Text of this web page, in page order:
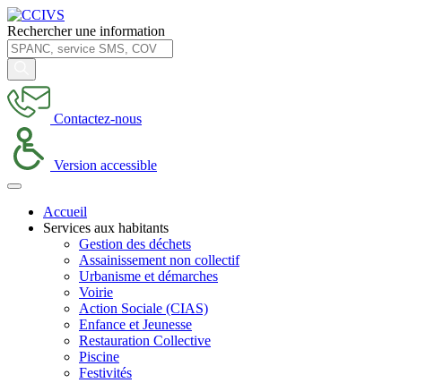
Rechercher une information
Contactez-nous
Version accessible
Accueil
Services aux habitants
Gestion des déchets
Assainissement non collectif
Urbanisme et démarches
Voirie
Action Sociale (CIAS)
Enfance et Jeunesse
Restauration Collective
Piscine
Festivités